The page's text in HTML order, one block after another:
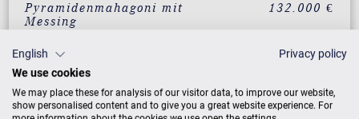
Pyramidenmahagoni mit
Messing
132.000 €
Mahagoni
Klassikausführung
132.290 €
Mahagoni
Intarsienausführung
Auf Anfrage
English
Privacy policy
We use cookies
We may place these for analysis of our visitor data, to improve our website,
show personalised content and to give you a great website experience. For